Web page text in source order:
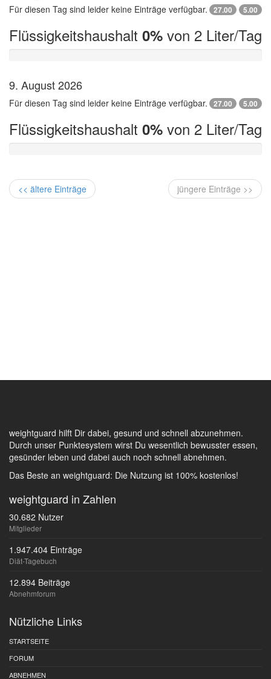
27.00 5.00
Für diesen Tag sind leider keine Einträge verfügbar.
Flüssigkeitshaushalt 0% von 2 Liter/Tag
9. August 2026
27.00 5.00
Für diesen Tag sind leider keine Einträge verfügbar.
Flüssigkeitshaushalt 0% von 2 Liter/Tag
<< ältere Einträge jüngere Einträge >>
weightguard hilft Dir dabei, gesund und schnell abzunehmen.
Durch unser Punktesystem wirst Du wesentlich bewusster essen,
gesünder leben und dabei auch noch schnell abnehmen.
Das Beste an weightguard: Die Nutzung ist 100% kostenlos!
weightguard in Zahlen
30.682 Nutzer
Mitglieder
1.947.404 Einträge
Diät-Tagebuch
12.894 Beiträge
Abnehmforum
Nützliche Links
STARTSEITE
FORUM
ABNEHMEN